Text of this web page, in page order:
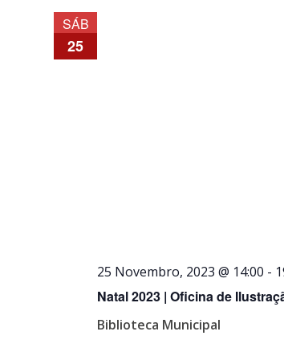
SÁB
25
Natal 2023 | Oficina de
25 Novembro, 2023 @ 14:00 -
Biblioteca Municipal